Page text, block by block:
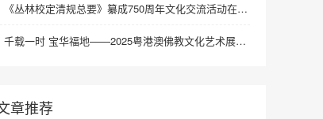
《丛林校定清规总要》纂成750周年文化交流活动在浙江金华举行
千载一时 宝华福地——2025粤港澳佛教文化艺术展在港澳成功举办
章推荐